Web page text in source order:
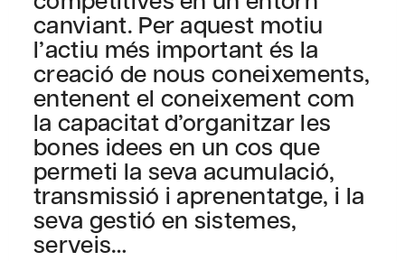
canviant. Per aquest motiu
l’actiu més important és la
creació de nous coneixements,
entenent el coneixement com
la capacitat d’organitzar les
bones idees en un cos que
permeti la seva acumulació,
transmissió i aprenentatge, i la
seva gestió en sistemes,
serveis…